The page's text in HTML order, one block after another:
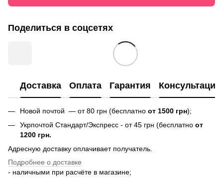
Поделиться в соцсетях
Доставка Оплата Гарантия Консультация
Новой почтой — от 80 грн (бесплатно от 1500 грн);
Укрпочтой Стандарт/Экспресс - от 45 грн (бесплатно от
1200 грн.
Адресную доставку оплачивает получатель.
Подробнее о доставке
- наличными при расчёте в магазине;